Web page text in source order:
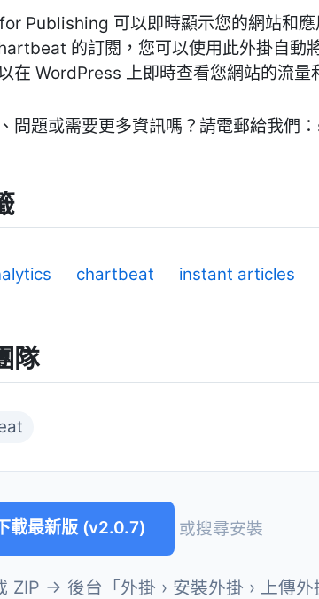
Publishing 可以即時顯示您的網站和
的訂閱，您可以使用此外掛自
在 WordPress 上即時查看您網站的流量
問題或需要更多資訊嗎？請電郵給我們：
chartbeat instant articles
隊
載最新版 (v2.0.7) 或搜尋安裝
→ 後台「外掛 › 安裝外掛 › 上傳外